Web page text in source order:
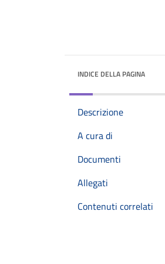
INDICE DELLA PAGINA
Descrizione
A cura di
Documenti
Allegati
Contenuti correlati